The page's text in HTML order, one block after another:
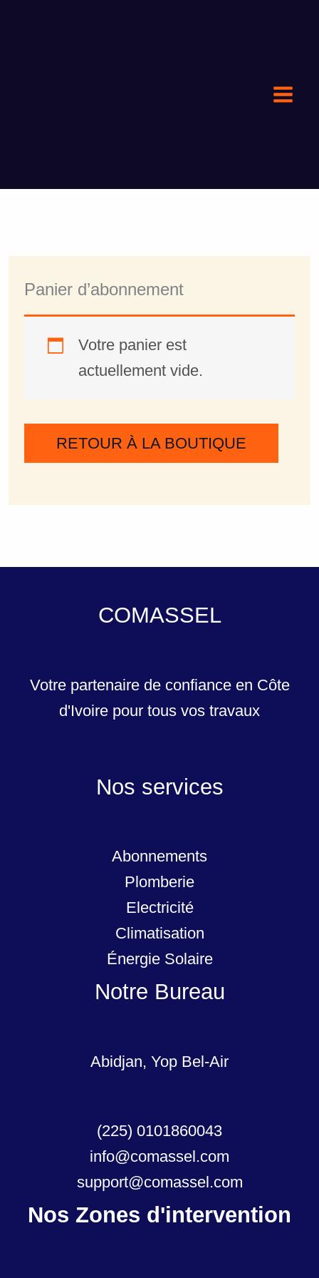
Panier d’abonnement
Votre panier est
actuellement vide.
RETOUR À LA BOUTIQUE
COMASSEL
Votre partenaire de confiance en Côte
d'Ivoire pour tous vos travaux
Nos services
Abonnements
Plomberie
Electricité
Climatisation
Énergie Solaire
Notre Bureau
Abidjan, Yop Bel-Air
(225) 0101860043
info@comassel.com
support@comassel.com
Nos Zones d'intervention